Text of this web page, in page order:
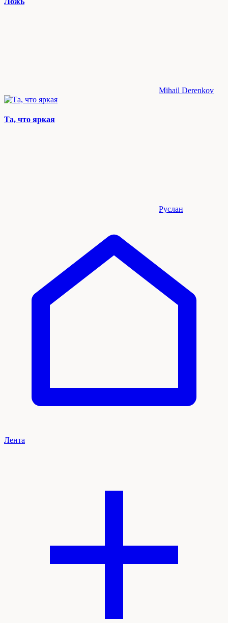
Mihail Derenkov
Та, что яркая
Руслан
Лента